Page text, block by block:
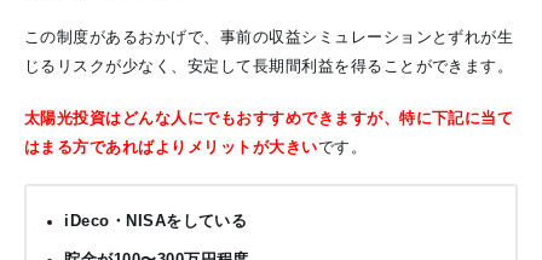
この制度があるおかげで、事前の収益シミュレーションとずれが生
じるリスクが少なく、安定して長期間利益を得ることができます。
太陽光投資はどんな人にでもおすすめできますが、特に下記に当て
はまる方であればよりメリットが大きいです。
iDeco・NISAをしている